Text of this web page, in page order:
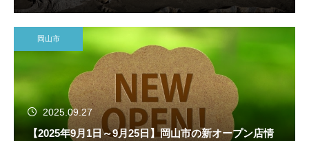
岡山市
2025.09.27
【2025年9月1日～9月25日】岡山市の新オープン店情